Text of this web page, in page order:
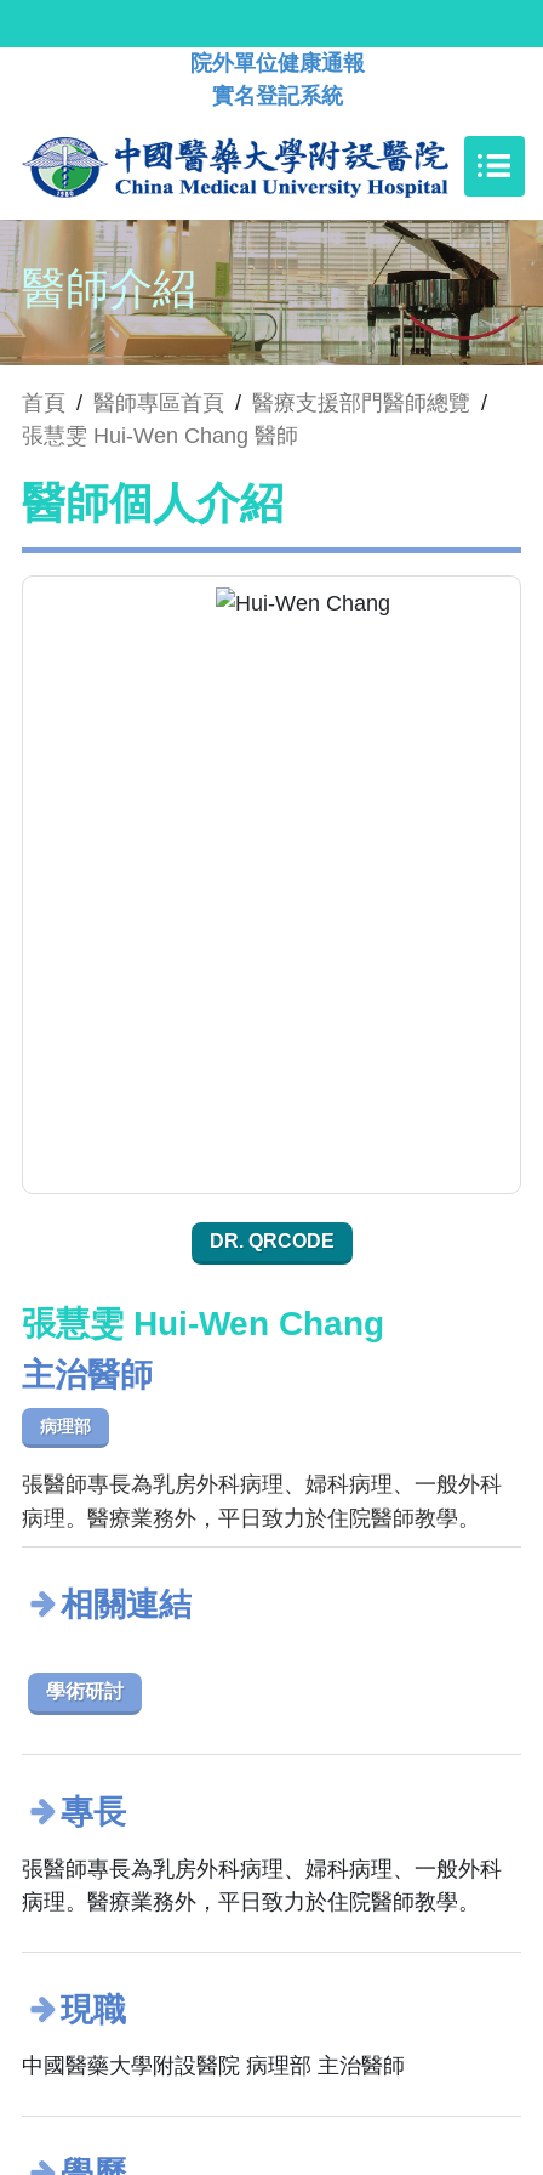
院外單位健康通報
實名登記系統
醫師介紹
首頁 / 醫師專區首頁 / 醫療支援部門醫師總覽 /
張慧雯 Hui-Wen Chang 醫師
醫師個人介紹
DR. QRCODE
張慧雯 Hui-Wen Chang
主治醫師
病理部
張醫師專長為乳房外科病理、婦科病理、一般外科
病理。醫療業務外，平日致力於住院醫師教學。
相關連結
學術研討
專長
張醫師專長為乳房外科病理、婦科病理、一般外科
病理。醫療業務外，平日致力於住院醫師教學。
現職
中國醫藥大學附設醫院 病理部 主治醫師